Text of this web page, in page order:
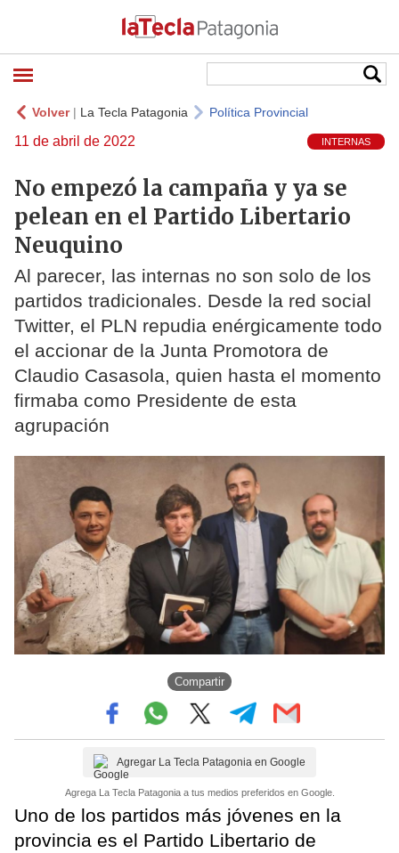
Volver| La Tecla Patagonia Política Provincial
11 de abril de 2022 INTERNAS
No empezó la campaña y ya se
pelean en el Partido Libertario
Neuquino
Al parecer, las internas no son solo de los
partidos tradicionales. Desde la red social
Twitter, el PLN repudia enérgicamente todo
el accionar de la Junta Promotora de
Claudio Casasola, quien hasta el momento
firmaba como Presidente de esta
agrupación
Compartir
Agregar La Tecla Patagonia en Google
Agrega La Tecla Patagonia a tus medios preferidos en Google.
Uno de los partidos más jóvenes en la
provincia es el Partido Libertario de